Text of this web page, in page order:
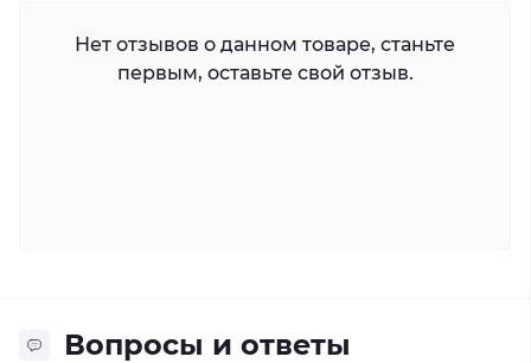
Нет отзывов о данном товаре, станьте
первым, оставьте свой отзыв.
Вопросы и ответы